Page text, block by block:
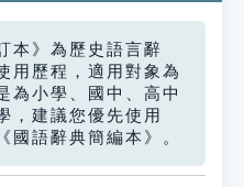
本》為歷史語言辭
用歷程，適用對象為
為小學、國中、高中
，建議您優先使用
國語辭典簡編本》。